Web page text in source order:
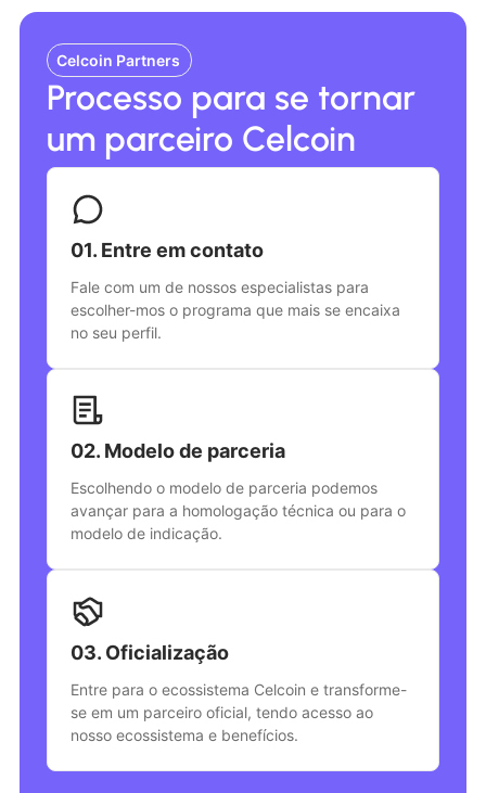
Celcoin Partners
Processo para se tornar
um parceiro Celcoin
01. Entre em contato
Fale com um de nossos especialistas para
escolher-mos o programa que mais se encaixa
no seu perfil.
02. Modelo de parceria
Escolhendo o modelo de parceria podemos
avançar para a homologação técnica ou para o
modelo de indicação.
03. Oficialização
Entre para o ecossistema Celcoin e transforme-
se em um parceiro oficial, tendo acesso ao
nosso ecossistema e benefícios.